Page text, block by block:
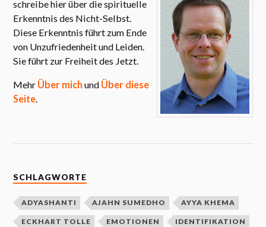
schreibe hier über die spirituelle
Erkenntnis des Nicht-Selbst.
Diese Erkenntnis führt zum Ende
von Unzufriedenheit und Leiden.
Sie führt zur Freiheit des Jetzt.
Mehr Über mich und Über diese
Seite.
SCHLAGWORTE
ADYASHANTI AJAHN SUMEDHO AYYA KHEMA
ECKHART TOLLE EMOTIONEN IDENTIFIKATION